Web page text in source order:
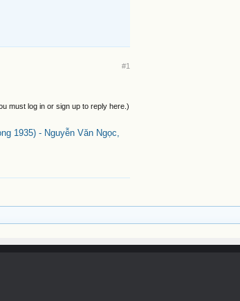
#1
must log in or sign up to reply here.)
1935) - Nguyễn Văn Ngọc,